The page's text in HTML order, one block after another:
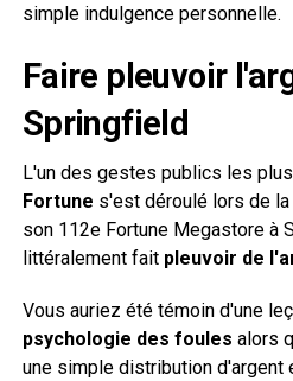
simple indulgence personnelle.
Faire pleuvoir
Springfield
L'un des gestes publics les
Fortune s'est déroulé lors de la
son 112e Fortune Megastore à
littéralement fait pleuvoir de
Vous auriez été témoin d'une
psychologie des foules alors
une simple distribution d'argent